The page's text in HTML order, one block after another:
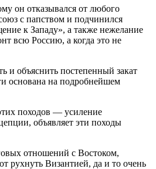
он отказывался от любого
с папством и подчинился
к Западу», а также нежелание
всю Россию, а когда это не
и объяснить постепенный закат
основана на подробнейшем
походов — усиление
объявляет эти походы
отношений с Востоком,
рухнуть Византией, да и то очень